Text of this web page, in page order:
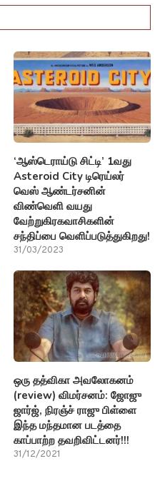
‘ஆஸ்டெராய்டு சிட்டி’ 1வது
Asteroid City டிரெய்லர்
வெஸ் ஆண்டர்சனின்
விண்வெளி வயது
வேற்றுகிரகவாசிகளின்
சந்திப்பை வெளிப்படுத்துகிறது!
31/03/2023
ஒரு தத்விகா அவலோகனம்
(review) விமர்சனம்: ஜோஜு
ஜார்ஜ், நிரஞ்ச் ராஜு பிள்ளை
இந்த மந்தமான படத்தை
காப்பாற்ற தவறிவிட்டனர்!!!
31/12/2021